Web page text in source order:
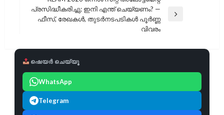
Next
പ്രസിദ്ധീകരിച്ചു; ഇനി എന്ത് ചെയ്യണം? —
ഫീസ്, രേഖകൾ, തുടർനടപടികൾ പൂർണ്ണ
വിവരം
ഷെയർ ചെയ്യൂ
WhatsApp
Telegram